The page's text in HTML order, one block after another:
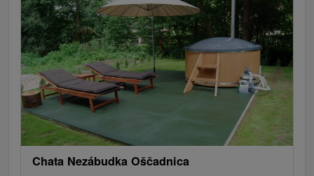
Chata Nezábudka Oščadnica